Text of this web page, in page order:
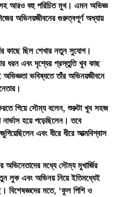
সহ আরও বহু পরিচিত মুখ। এমন অভিজ্ঞ
অভিনয়জীবনের গুরুত্বপূর্ণ অধ্যায়
কাছে ছিল শেখার নতুন সুযোগ।
ধরন এবং দৃশ্যের প্রস্তুতি খুব কাছ
ভবিষ্যতে তাঁর অভিনয়জীবনে
করতে গিয়ে সৌম্য বলেন, শুরুটা খুব সহজ
হয়ে পড়েছিলেন। তবে
এবং ধীরে ধীরে আত্মবিশ্বাস
অভিনেতাদের মধ্যে সৌম্য মুখার্জির
লুক এবং অভিনয় নিয়ে ইতিমধ্যেই
বিশেষজ্ঞদের মতে, ‘ফুল পিশি ও